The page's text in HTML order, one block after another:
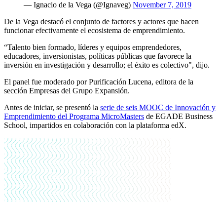
— Ignacio de la Vega (@Ignaveg) November 7, 2019
De la Vega destacó el conjunto de factores y actores que hacen
funcionar efectivamente el ecosistema de emprendimiento.
“Talento bien formado, líderes y equipos emprendedores,
educadores, inversionistas, políticas públicas que favorece la
inversión en investigación y desarrollo; el éxito es colectivo", dijo.
El panel fue moderado por Purificación Lucena, editora de la
sección Empresas del Grupo Expansión.
Antes de iniciar, se presentó la serie de seis MOOC de Innovación y
Emprendimiento del Programa MicroMasters de EGADE Business
School, impartidos en colaboración con la plataforma edX.